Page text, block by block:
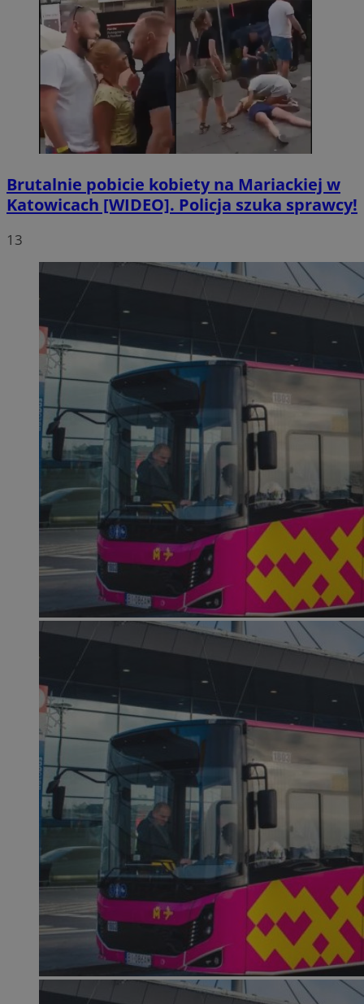
Brutalnie pobicie kobiety na Mariackiej w
Katowicach [WIDEO]. Policja szuka sprawcy!
13